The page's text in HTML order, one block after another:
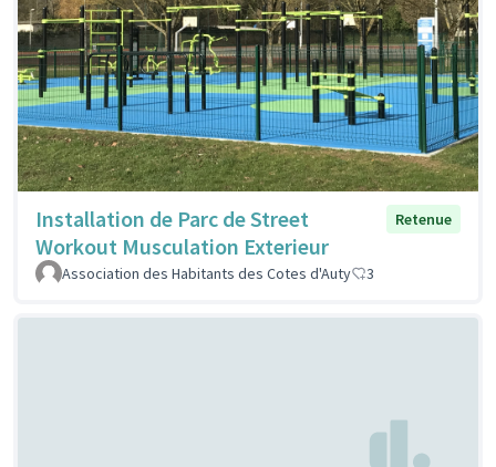
Installation de Parc de Street
Workout Musculation Exterieur
Retenue
Association des Habitants des Cotes d'Auty 3